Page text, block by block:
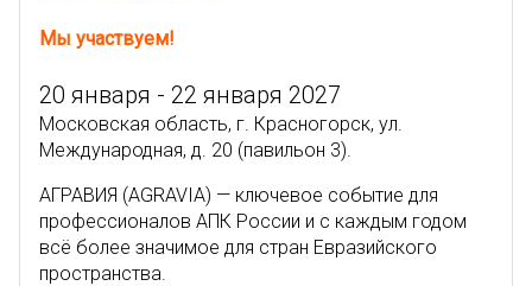
Мы участвуем!
20 января - 22 января 2027
Московская область, г. Красногорск, ул.
Международная, д. 20 (павильон 3).
АГРАВИЯ (AGRAVIA) — ключевое событие для
профессионалов АПК России и с каждым годом
всё более значимое для стран Евразийского
пространства.